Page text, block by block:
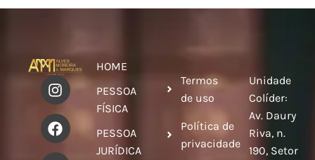
HOME
PESSOA
FÍSICA
PESSOA
JURÍDICA
Termos
de uso
Política de
privacidade
Unidade
Colíder:
Av. Daury
Riva, n.
190, Setor